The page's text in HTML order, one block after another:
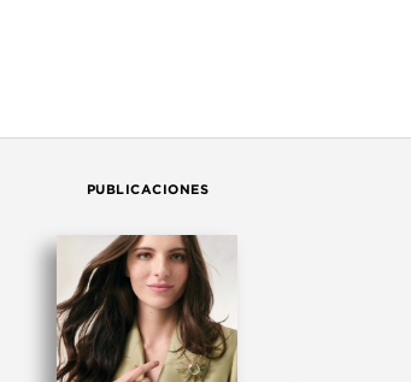
PUBLICACIONES